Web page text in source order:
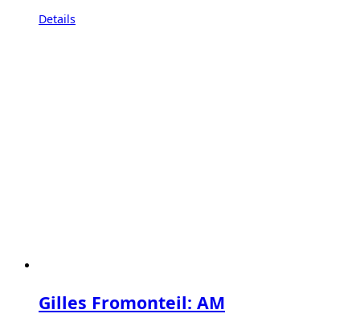
Details
Gilles Fromonteil: AM